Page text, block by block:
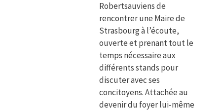
Robertsauviens de
rencontrer une Maire de
Strasbourg à l’écoute,
ouverte et prenant tout le
temps nécessaire aux
différents stands pour
discuter avec ses
concitoyens. Attachée au
devenir du foyer lui-même